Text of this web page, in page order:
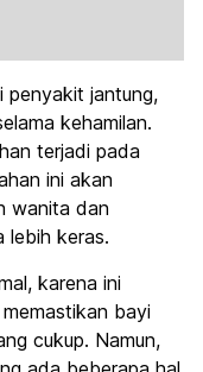
penyakit jantung,
kehamilan.
terjadi pada
ini akan
wanita dan
lebih keras.
karena ini
bayi
cukup. Namun,